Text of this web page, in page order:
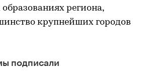
региона,
крупнейших городов
подписали